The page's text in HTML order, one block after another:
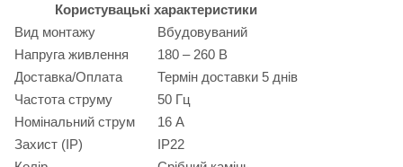
Користувацькі характеристики
Вид монтажу
Вбудовуваний
Напруга живлення
180 – 260 В
Доставка/Оплата
Термін доставки 5 днів
Частота струму
50 Гц
Номінальний струм
16 А
Захист (IP)
IP22